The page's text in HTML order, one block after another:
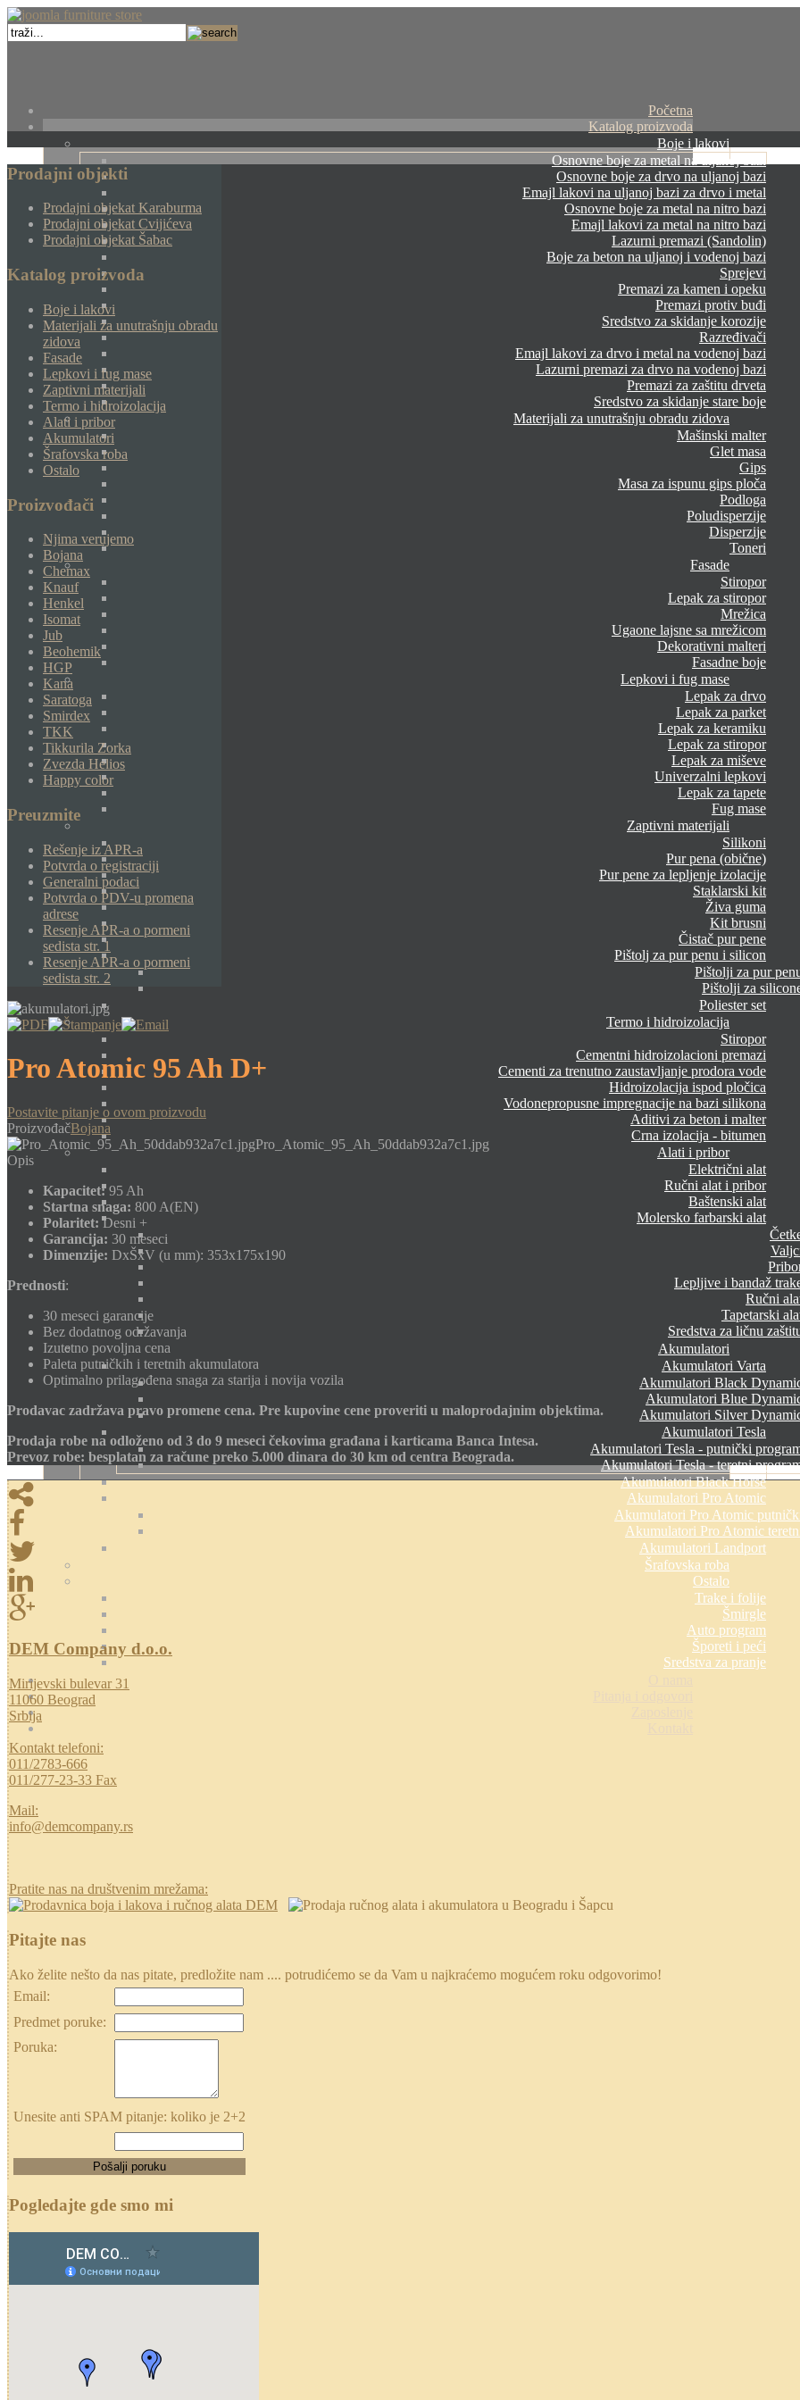
Početna
Katalog proizvoda
Boje i lakovi
Osnovne boje za metal na uljanoj bazi
Osnovne boje za drvo na uljanoj bazi
Emajl lakovi na uljanoj bazi za drvo i metal
Osnovne boje za metal na nitro bazi
Emajl lakovi za metal na nitro bazi
Lazurni premazi (Sandolin)
Boje za beton na uljanoj i vodenoj bazi
Sprejevi
Premazi za kamen i opeku
Premazi protiv buđi
Sredstvo za skidanje korozije
Razređivači
Emajl lakovi za drvo i metal na vodenoj bazi
Lazurni premazi za drvo na vodenoj bazi
Premazi za zaštitu drveta
Sredstvo za skidanje stare boje
Materijali za unutrašnju obradu zidova
Mašinski malter
Glet masa
Gips
Masa za ispunu gips ploča
Podloga
Poludisperzije
Disperzije
Toneri
Fasade
Stiropor
Lepak za stiropor
Mrežica
Ugaone lajsne sa mrežicom
Dekorativni malteri
Fasadne boje
Lepkovi i fug mase
Lepak za drvo
Lepak za parket
Lepak za keramiku
Lepak za stiropor
Lepak za miševe
Univerzalni lepkovi
Lepak za tapete
Fug mase
Zaptivni materijali
Silikoni
Pur pena (obične)
Pur pene za lepljenje izolacije
Staklarski kit
Živa guma
Kit brusni
Čistač pur pene
Pištolj za pur penu i silicon
Pištolji za pur
Pištolji za
Poliester set
Termo i hidroizolacija
Stiropor
Cementni hidroizolacioni premazi
Cementi za trenutno zaustavljanje prodora vode
Hidroizolacija ispod pločica
Vodonepropusne impregnacije na bazi silikona
Aditivi za beton i malter
Crna izolacija - bitumen
Alati i pribor
Električni alat
Ručni alat i pribor
Baštenski alat
Molersko farbarski alat
Lepljive i bandaž
Ručni
Tapetarski
Sredstva za ličnu
Akumulatori
Akumulatori Varta
Akumulatori Black
Akumulatori Blue
Akumulatori Silver
Akumulatori Tesla
Akumulatori Tesla - putnički
Akumulatori Tesla - teretni
Akumulatori Black Horse
Akumulatori Pro Atomic
Akumulatori Pro Atomic
Akumulatori Pro Atomic
Akumulatori Landport
Šrafovska roba
Ostalo
Trake i folije
Šmirgle
Auto program
Šporeti i peći
Sredstva za pranje
Prodajni objekti
Prodajni objekat Karaburma
Prodajni objekat Cvijićeva
Prodajni objekat Šabac
Katalog proizvoda
Boje i lakovi
Materijali za unutrašnju obradu
zidova
Fasade
Lepkovi i fug mase
Zaptivni materijali
Termo i hidroizolacija
Alati i pribor
Akumulatori
Šrafovska roba
Ostalo
Proizvođači
Njima verujemo
Bojana
Chemax
Knauf
Henkel
Isomat
Jub
Beohemik
HGP
Kana
Saratoga
Smirdex
TKK
Tikkurila Zorka
Zvezda Helios
Happy color
Preuzmite
Rešenje iz APR-a
Potvrda o registraciji
Generalni podaci
Potvrda o PDV-u promena
adrese
Resenje APR-a o pormeni
sedista str. 1
Resenje APR-a o pormeni
sedista str. 2
Pro Atomic 95 Ah D+
Postavite pitanje o ovom proizvodu
ProizvođačBojana
Pro_Atomic_95_Ah_50ddab932a7c1.jpg
Opis
Kapacitet:95 Ah
Startna snaga: 800 A(EN)
Polaritet: Desni +
Garancija: 30 meseci
Dimenzije: DxŠxV (u mm): 353x175x190
Prednosti:
30 meseci garancije
Bez dodatnog održavanja
Izutetno povoljna cena
Paleta putničkih i teretnih akumulatora
Optimalno prilagođena snaga za starija i novija vozila
Prodavac zadržava pravo promene cena. Pre kupovine cene proveriti u maloprodajnim objektima.
Prodaja robe na odloženo od 3 do 9 meseci čekovima građana i karticama Banca Intesa.
Prevoz robe: besplatan za račune preko 5.000 dinara do 30 km od centra Beograda.
DEM Company d.o.o.
Mirijevski bulevar 31
11060 Beograd
Srbija
Kontakt telefoni:
011/2783-666
011/277-23-33 Fax
Mail:
info@demcompany.rs
Pratite nas na društvenim mrežama:
Pitajte nas
Ako želite nešto da nas pitate, predložite nam .... potrudićemo se da Vam u najkraćemo mogućem roku odgovorimo!
Email:
Predmet poruke:
Poruka:
Unesite anti SPAM pitanje: koliko je 2+2
Pogledajte gde smo mi